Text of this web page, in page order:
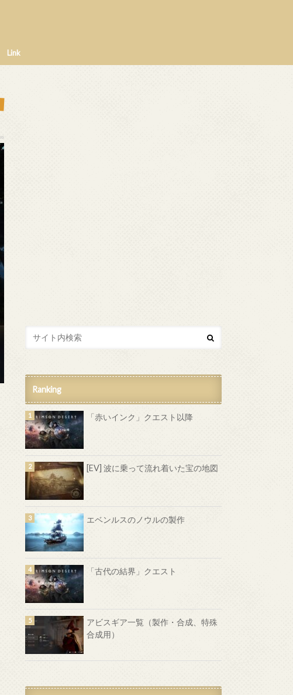
Link
Ranking
「赤いインク」クエスト以降
[EV] 波に乗って流れ着いた宝の地図
エベンルスのノウルの製作
「古代の結界」クエスト
アビスギア一覧（製作・合成、特殊
合成用）